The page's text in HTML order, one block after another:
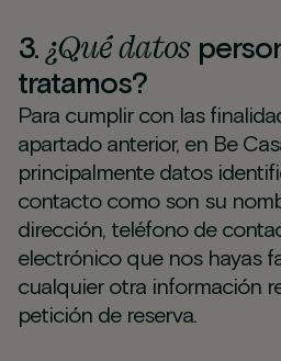
3.¿Qué datos
tratamos?
Para cumplir con las
apartado anterior, en Be
principalmente datos
contacto como son su
dirección, teléfono de
electrónico que nos hayas
cualquier otra información
petición de reserva.